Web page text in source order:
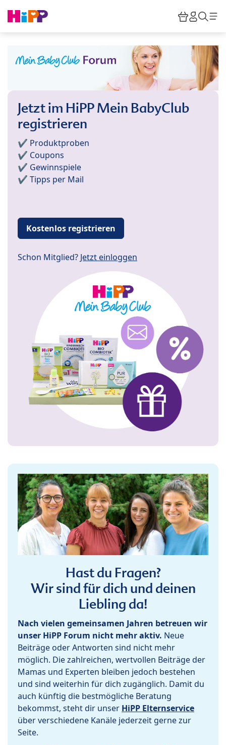
HiPP
Jetzt im HiPP Mein BabyClub
registrieren
✔️ Produktproben
✔️ Coupons
✔️ Gewinnspiele
✔️ Tipps per Mail
Kostenlos registrieren
Schon Mitglied? Jetzt einloggen
Hast du Fragen?
Wir sind für dich und deinen
Liebling da!
Nach vielen gemeinsamen Jahren betreuen wir
unser HiPP Forum nicht mehr aktiv. Neue
Beiträge oder Antworten sind nicht mehr
möglich. Die zahlreichen, wertvollen Beiträge der
Mamas und Experten bleiben jedoch bestehen
und sind weiterhin für dich zugänglich. Damit du
auch künftig die bestmögliche Beratung
bekommst, steht dir unser HiPP Elternservice
über verschiedene Kanäle jederzeit gerne zur
Seite.